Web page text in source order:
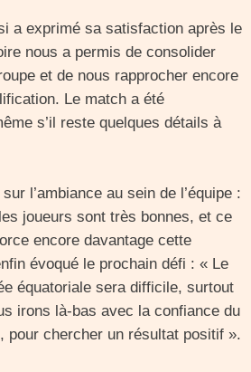
a exprimé sa satisfaction après le
nous a permis de consolider
et de nous rapprocher encore
Le match a été
s’il reste quelques détails à
l’ambiance au sein de l’équipe :
joueurs sont très bonnes, et ce
encore davantage cette
évoqué le prochain défi : « Le
équatoriale sera difficile, surtout
irons là-bas avec la confiance du
pour chercher un résultat positif ».